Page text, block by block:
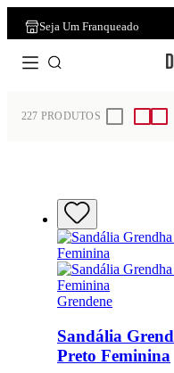
Seja Um Franqueado
227 PRODUTOS
Grendene
Sandália
Preto Feminina